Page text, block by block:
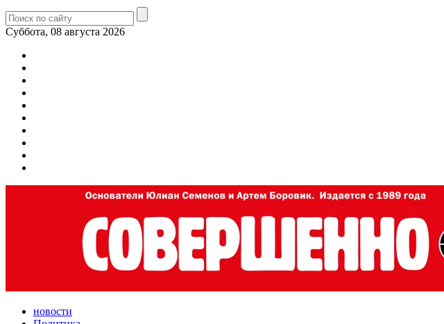
Суббота, 08 августа 2026
новости